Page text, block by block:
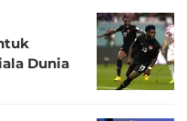
Dunia